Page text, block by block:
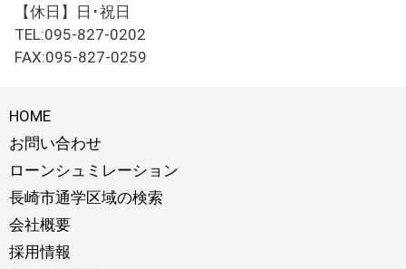
【休日】日･祝日
TEL:095-827-0202
FAX:095-827-0259
HOME
お問い合わせ
ローンシュミレーション
長崎市通学区域の検索
会社概要
採用情報